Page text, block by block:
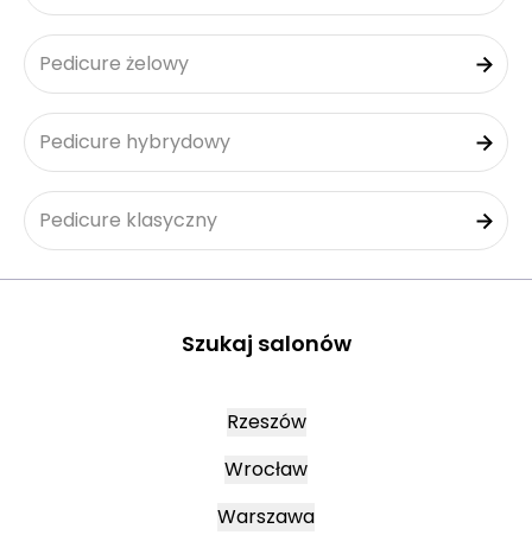
Pedicure żelowy
Pedicure hybrydowy
Pedicure klasyczny
Szukaj salonów
Rzeszów
Wrocław
Warszawa